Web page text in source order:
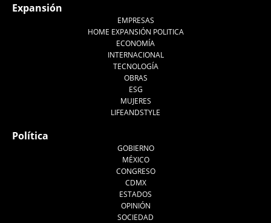
Expansión
EMPRESAS
HOME EXPANSIÓN POLITICA
ECONOMÍA
INTERNACIONAL
TECNOLOGÍA
OBRAS
ESG
MUJERES
LIFEANDSTYLE
Política
GOBIERNO
MÉXICO
CONGRESO
CDMX
ESTADOS
OPINIÓN
SOCIEDAD